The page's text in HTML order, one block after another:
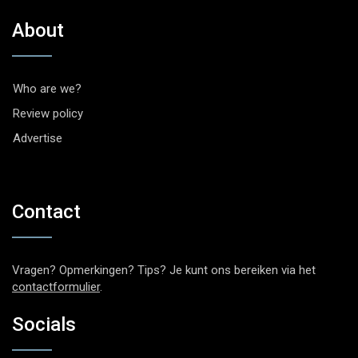
About
Who are we?
Review policy
Advertise
Contact
Vragen? Opmerkingen? Tips? Je kunt ons bereiken via het
contactformulier.
Socials